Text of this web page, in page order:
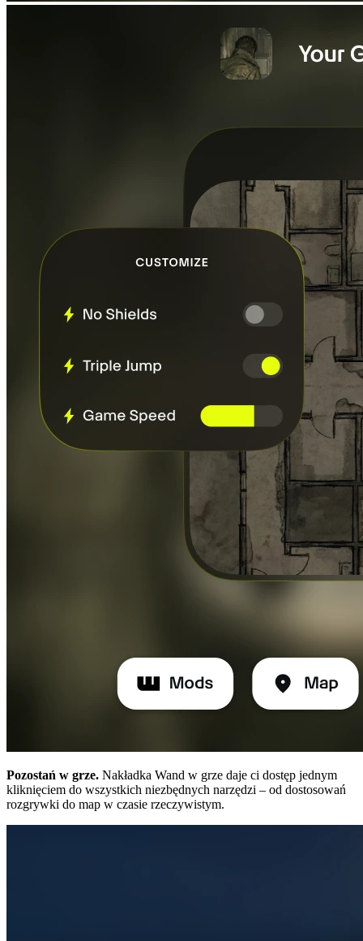
Pozostań w grze. Nakładka Wand w grze daje ci dostęp jednym
kliknięciem do wszystkich niezbędnych narzędzi – od dostosowań
rozgrywki do map w czasie rzeczywistym.